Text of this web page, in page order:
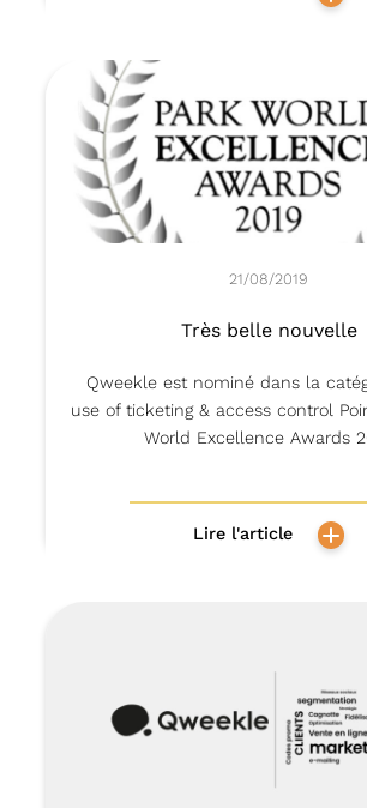
21/08/2019
Très belle nouvelle
Qweekle est nominé dans la
use of ticketing & access control
World Excellence Awards
Lire l'article